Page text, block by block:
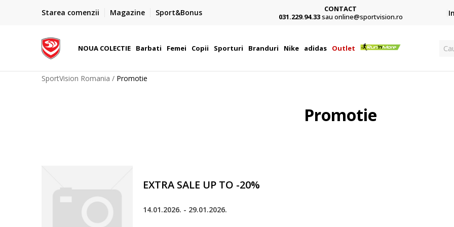
Starea comenzii Magazine Sport&Bonus
Plateste cu cardul in siguranta prin WSPay - Visa, MasterCard,
CONTACT
031.229.94.33sau online@sportvision.ro
NOUA COLECTIE Barbati Femei Copii Sporturi Branduri Nike adidas Outlet
SportVision Romania Promotie
Promotie
EXTRA SALE UP TO -20%
14.01.2026. - 29.01.2026.